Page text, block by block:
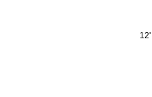
12'